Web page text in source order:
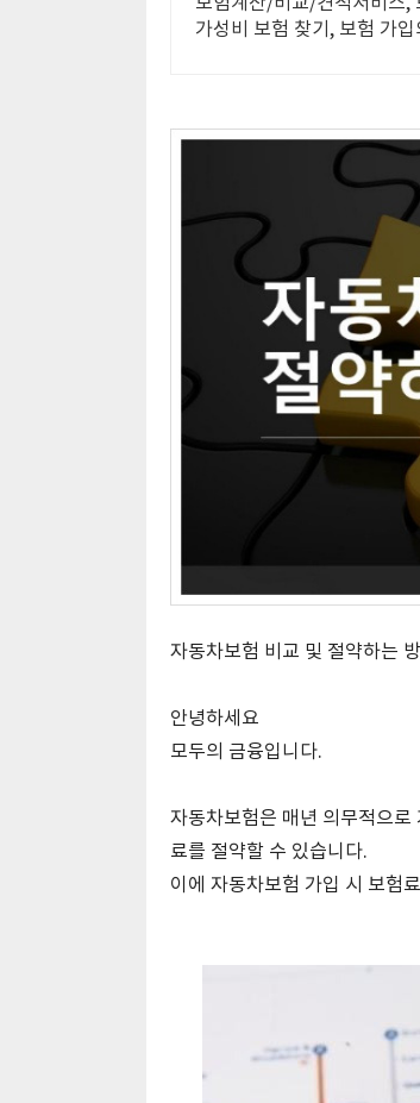
가성비 보험 찾기, 보험 가
자동차보험 비교 및 절약하는
안녕하세요
모두의 금융입니다.
자동차보험은 매년 의무적으로
료를 절약할 수 있습니다.
이에 자동차보험 가입 시 보험